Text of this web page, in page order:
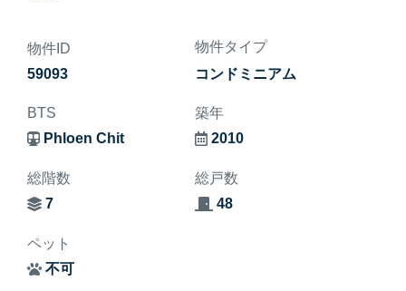
物件ID
59093
物件タイプ
コンドミニアム
BTS
Phloen Chit
築年
2010
総階数
7
総戸数
48
ペット
不可